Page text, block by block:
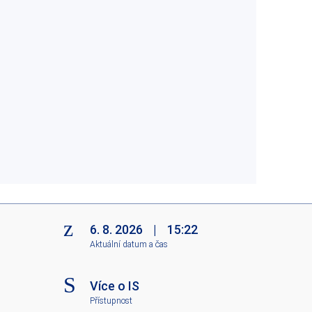
6. 8. 2026 | 15:22
Aktuální datum a čas
Více o IS
Přístupnost